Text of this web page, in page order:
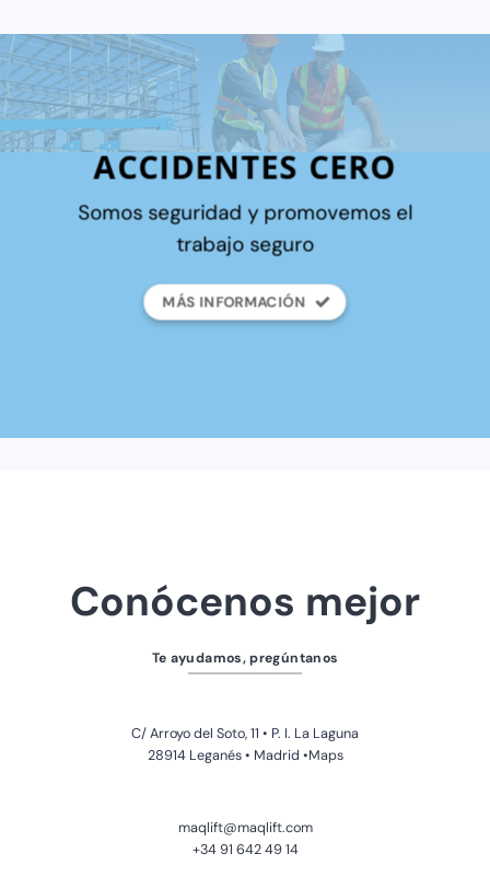
ACCIDENTES CERO
Somos seguridad y promovemos el
trabajo seguro
MÁS INFORMACIÓN
Conócenos mejor
Te ayudamos, pregúntanos
C/ Arroyo del Soto, 11 • P. I. La Laguna
28914 Leganés • Madrid •Maps
maqlift@maqlift.com
+34 91 642 49 14